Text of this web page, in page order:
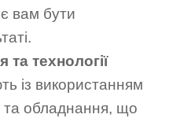
вам бути
технології
із використанням
та обладнання, що